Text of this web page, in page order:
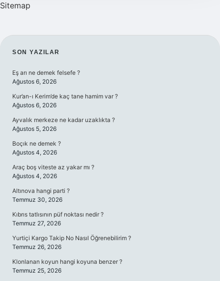
Sitemap
SIDEBAR
SON YAZILAR
Eş arı ne demek felsefe ?
Ağustos 6, 2026
Kur’an-ı Kerim’de kaç tane hamim var ?
Ağustos 6, 2026
Ayvalık merkeze ne kadar uzaklıkta ?
Ağustos 5, 2026
Boçık ne demek ?
Ağustos 4, 2026
Araç boş viteste az yakar mı ?
Ağustos 4, 2026
Altınova hangi parti ?
Temmuz 30, 2026
Kıbrıs tatlısının püf noktası nedir ?
Temmuz 27, 2026
Yurtiçi Kargo Takip No Nasıl Öğrenebilirim ?
Temmuz 26, 2026
Klonlanan koyun hangi koyuna benzer ?
Temmuz 25, 2026